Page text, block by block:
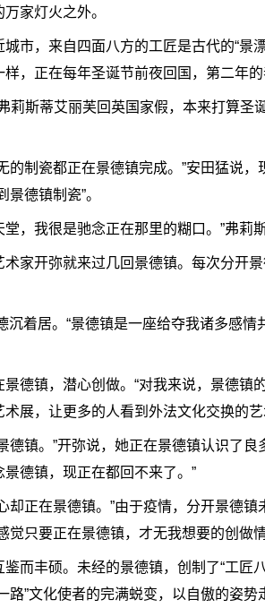
家灯火之外。
，来自四面八方的工匠是古代的“景
，正在每年圣诞节前夜回国，第二年的
斯蒂艾丽芙回英国家假，本来打算圣
制瓷都正在景德镇完成。”安田猛说，
德镇制瓷”。
我很是驰念正在那里的糊口。”弗莉斯
开弥就来过几回景德镇。每次分开景
居。“景德镇是一座给夺我诸多感情
镇，潜心创做。“对我来说，景德镇的
展，让更多的人看到外法文化交换的艺
。”开弥说，她正在景德镇认识了良
德镇，现正在都回不来了。”
正在景德镇。”由于疫情，分开景德镇
觉只要正在景德镇，才无我想要的创做
丰硕。未经的景德镇，创制了“工匠
路”文化使者的完满蜕变，以自傲的姿